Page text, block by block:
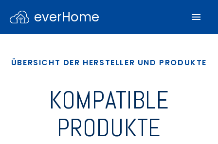
everHome
ÜBERSICHT DER HERSTELLER UND PRODUKTE
KOMPATIBLE
PRODUKTE